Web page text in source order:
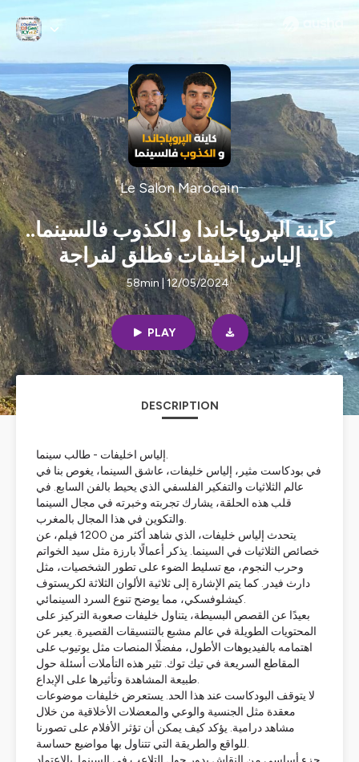
Le Salon Marocain
كاينة الپروپاجاندا و الكذوب فالسينما..
إلياس اخليفات فطلق لفراجة
58min | 12/05/2024
PLAY
DESCRIPTION
إلياس اخليفات - طالب سينما.
في بودكاست مثير، إلياس خليفات، عاشق السينما، يغوص بنا في
عالم الثلاثيات والتفكير الفلسفي الذي يحيط بالفن السابع. في
قلب هذه الحلقة، يشارك تجربته وخبرته في مجال السينما
والتكوين في هذا المجال بالمغرب.
يتحدث إلياس خليفات، الذي شاهد أكثر من 1200 فيلم، عن
خصائص الثلاثيات في السينما. يذكر أعمالًا بارزة مثل سيد الخواتم
وحرب النجوم، مع تسليط الضوء على تطور الشخصيات، مثل
دارث فيدر. كما يتم الإشارة إلى ثلاثية الألوان الثلاثة لكريستوف
كيشلوفسكي، مما يوضح تنوع السرد السينمائي.
بعيدًا عن القصص البسيطة، يتناول خليفات صعوبة التركيز على
المحتويات الطويلة في عالم مشبع بالتنسيقات القصيرة. يعبر عن
اهتمامه بالفيديوهات الأطول، مفضلًا المنصات مثل يوتيوب على
المقاطع السريعة في تيك توك. تثير هذه التأملات أسئلة حول
طبيعة المشاهدة وتأثيرها على الإبداع.
لا يتوقف البودكاست عند هذا الحد. يستعرض خليفات موضوعات
معقدة مثل الجنسية والوعي والمعضلات الأخلاقية من خلال
مشاهد درامية. يؤكد كيف يمكن أن تؤثر الأفلام على تصورنا
للواقع والطريقة التي تتناول بها مواضيع حساسة.